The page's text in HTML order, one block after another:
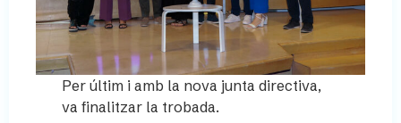
Per últim i amb la nova junta directiva,
va finalitzar la trobada.